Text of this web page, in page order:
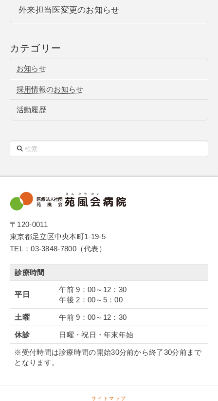
外来担当医変更のお知らせ
カテゴリー
お知らせ
採用情報のお知らせ
活動履歴
索
〒120-0011
東京都足立区中央本町1-19-5
TEL：03-3848-7800（代表）
診療時間
平日
午前 9：00～12：30
午後 2：00～5：00
土曜 午前 9：00～12：30
休診 日曜・祝日・年末年始
※受付時間は診療時間の開始30分前から終了30分前まで
となります。
サイトマップ